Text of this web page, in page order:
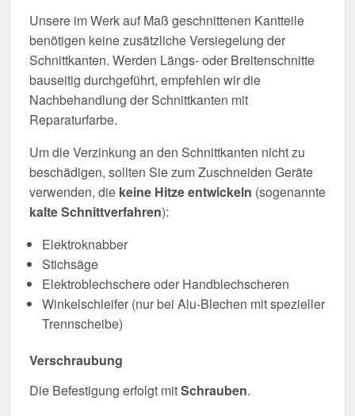
Unsere im Werk auf Maß geschnittenen Kantteile
benötigen keine zusätzliche Versiegelung der
Schnittkanten. Werden Längs- oder Breitenschnitte
bauseitig durchgeführt, empfehlen wir die
Nachbehandlung der Schnittkanten mit
Reparaturfarbe.
Um die Verzinkung an den Schnittkanten nicht zu
beschädigen, sollten Sie zum Zuschneiden Geräte
verwenden, die keine Hitze entwickeln (sogenannte
kalte Schnittverfahren):
Elektroknabber
Stichsäge
Elektroblechschere oder Handblechscheren
Winkelschleifer (nur bei Alu-Blechen mit spezieller
Trennscheibe)
Verschraubung
Die Befestigung erfolgt mitSchrauben.